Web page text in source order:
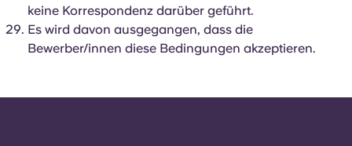
keine Korrespondenz darüber geführt.
Es wird davon ausgegangen, dass die
Bewerber/innen diese Bedingungen akzeptieren.